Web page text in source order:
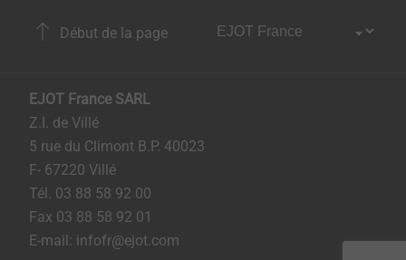
Début de la page
EJOT France SARL
Z.I. de Villé
5 rue du Climont B.P. 40023
F- 67220 Villé
Tél. 03 88 58 92 00
Fax 03 88 58 92 01
E-mail: infofr@ejot.com